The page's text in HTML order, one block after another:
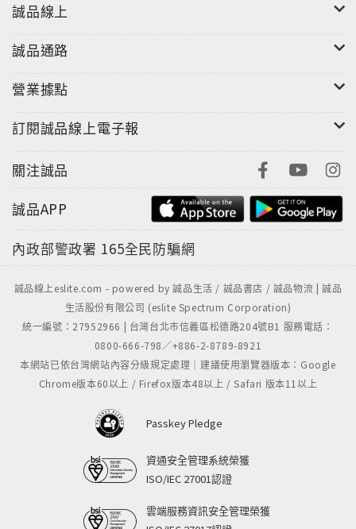
誠品線上
誠品通路
營業據點
訂閱誠品線上電子報
關注誠品
誠品APP
內政部警政署 165全民防騙網
誠品線上eslite.com - powered by 誠品生活 / 誠品書店 / 誠品物流 | 誠品
生活股份有限公司 (eslite Spectrum Corporation)
統一編號：27952966 | 台灣台北市信義區松德路204號B1 服務電話：
0800-666-798／+886-2-8789-8921
本網站已依台灣網站內容分級規定處理｜建議使用瀏覽器版本：Google
Chrome版本60以上 / Firefox版本48以上 / Safari 版本11以上
Passkey Pledge
資通安全管理系統榮獲
ISO/IEC 27001認證
雲端服務資訊安全管理榮獲